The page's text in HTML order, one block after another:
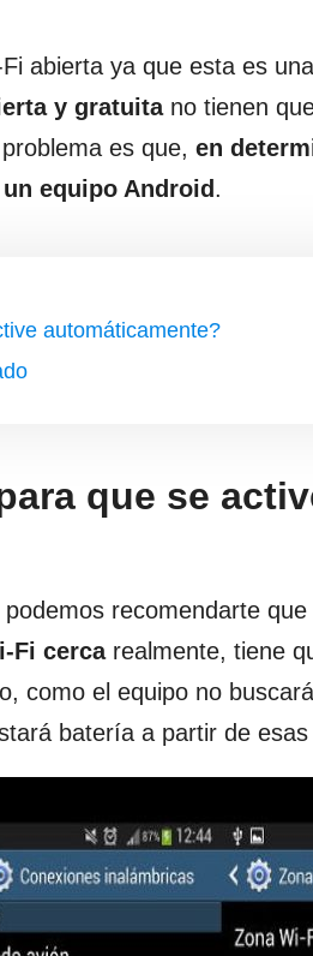
abierta ya que esta es
y gratuitano tienen
es que, en
equipo Android.
automáticamente?
que se
recomendarte
Fi cercarealmente, tiene
como el equipo no
batería a partir de esas